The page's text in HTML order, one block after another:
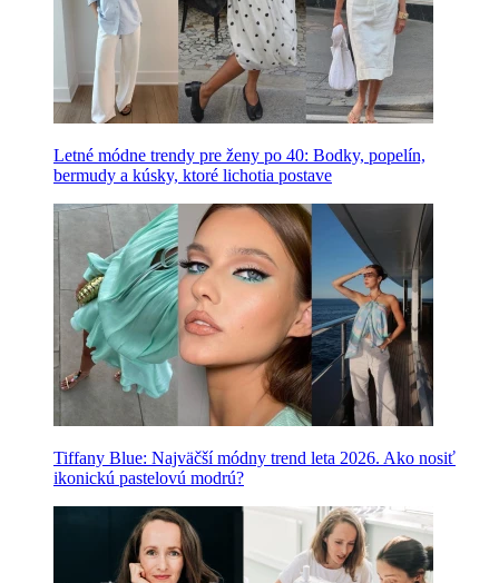
Letné módne trendy pre ženy po 40: Bodky, popelín,
bermudy a kúsky, ktoré lichotia postave
Tiffany Blue: Najväčší módny trend leta 2026. Ako nosiť
ikonickú pastelovú modrú?